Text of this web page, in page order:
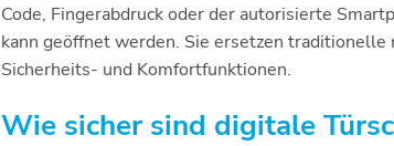
Code, Fingerabdruck oder der autorisierte
kann geöffnet werden. Sie ersetzen
Sicherheits- und Komfortfunktionen.
Wie sicher sind digitale